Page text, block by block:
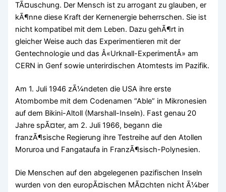
TÃ¤uschung. Der Mensch ist zu arrogant zu glauben, er
kÃ¶nne diese Kraft der Kernenergie beherrschen. Sie ist
nicht kompatibel mit dem Leben. Dazu gehÃ¶rt in
gleicher Weise auch das Experimentieren mit der
Gentechnologie und das Â«Urknall-ExperimentÂ» am
CERN in Genf sowie unterirdischen Atomtests im Pazifik.
Am 1. Juli 1946 zÃ¼ndeten die USA ihre erste
Atombombe mit dem Codenamen “Able” in Mikronesien
auf dem Bikini-Altoll (Marshall-Inseln). Fast genau 20
Jahre spÃ¤ter, am 2. Juli 1966, begann die
franzÃ¶sische Regierung ihre Testreihe auf den Atollen
Moruroa und Fangataufa in FranzÃ¶sisch-Polynesien.
Die Menschen auf den abgelegenen pazifischen Inseln
wurden von den europÃ¤ischen MÃ¤chten nicht Ã¼ber